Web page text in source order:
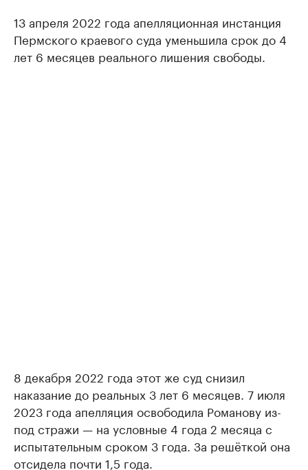
13 апреля 2022 года апелляционная инстанция
Пермского краевого суда уменьшила срок до 4
лет 6 месяцев реального лишения свободы.
8 декабря 2022 года этот же суд снизил
наказание до реальных 3 лет 6 месяцев. 7 июля
2023 года апелляция освободила Романову из-
под стражи — на условные 4 года 2 месяца с
испытательным сроком 3 года. За решёткой она
отсидела почти 1,5 года.